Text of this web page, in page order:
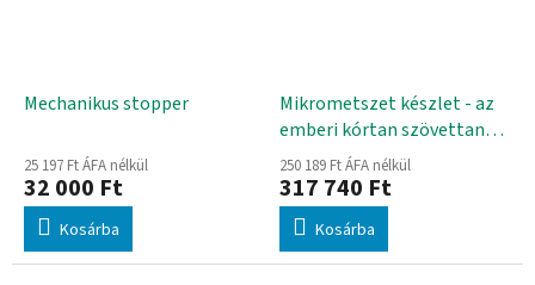
Mechanikus stopper
25 197 Ft ÁFA nélkül
32 000 Ft
Kosárba
Mikrometszet készlet - az
emberi kórtan szövettana,
első rész
250 189 Ft ÁFA nélkül
317 740 Ft
Kosárba